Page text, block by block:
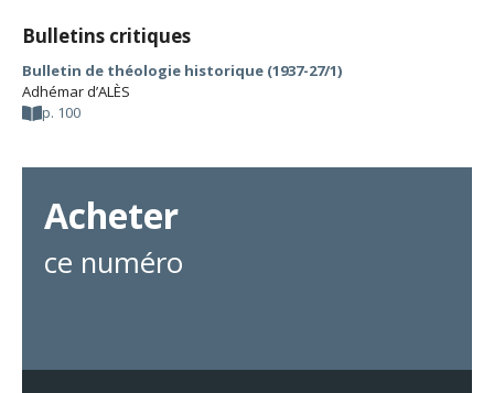
Bulletins critiques
Bulletin de théologie historique (1937-27/1)
Adhémar d’ALÈS
p. 100
Acheter
ce numéro